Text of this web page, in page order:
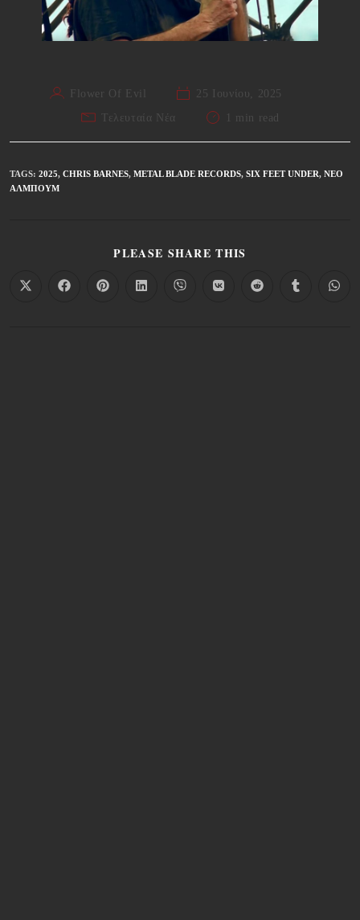
Flower Of Evil
25 Ιουνίου, 2025
Τελευταία Νέα
1 min read
TAGS: 2025, CHRIS BARNES, METAL BLADE RECORDS, SIX FEET UNDER, ΝΈΟ
ΆΛΜΠΟΥΜ
PLEASE SHARE THIS